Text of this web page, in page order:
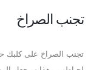
تجنب الصراخ
تجنب الصراخ على كلبك